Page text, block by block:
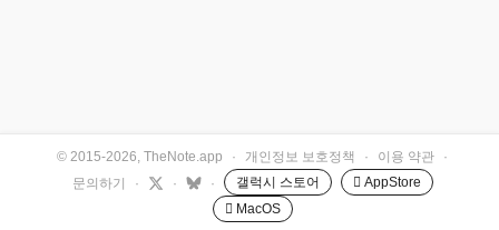
© 2015-2026, TheNote.app · 개인정보 보호정책 · 이용 약관
·
문의하기
· · · 갤럭시 스토어
 AppStore
 MacOS